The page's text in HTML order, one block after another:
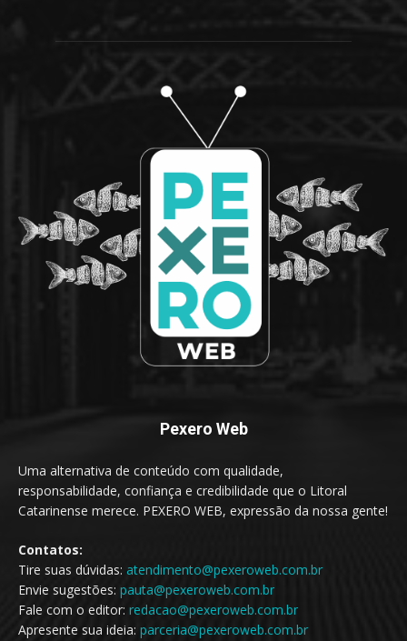
Pexero Web
Uma alternativa de conteúdo com qualidade,
responsabilidade, confiança e credibilidade que o Litoral
Catarinense merece. PEXERO WEB, expressão da nossa gente!
Contatos:
Tire suas dúvidas: atendimento@pexeroweb.com.br
Envie sugestões: pauta@pexeroweb.com.br
Fale com o editor: redacao@pexeroweb.com.br
Apresente sua ideia: parceria@pexeroweb.com.br